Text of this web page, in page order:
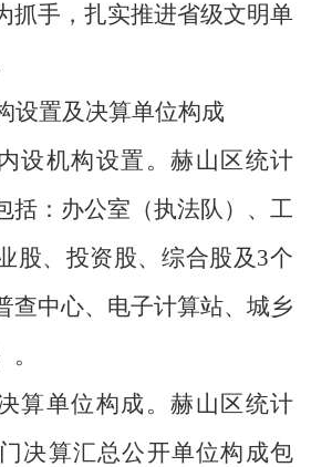
抓手，扎实推进省级文明单
设置及决算单位构成
内设机构设置。赫山区统计
括：办公室（执法队）、工
股、投资股、综合股及 3个
查中心、电子计算站、城乡
决算单位构成。赫山区统计
决算汇总公开单位构成包